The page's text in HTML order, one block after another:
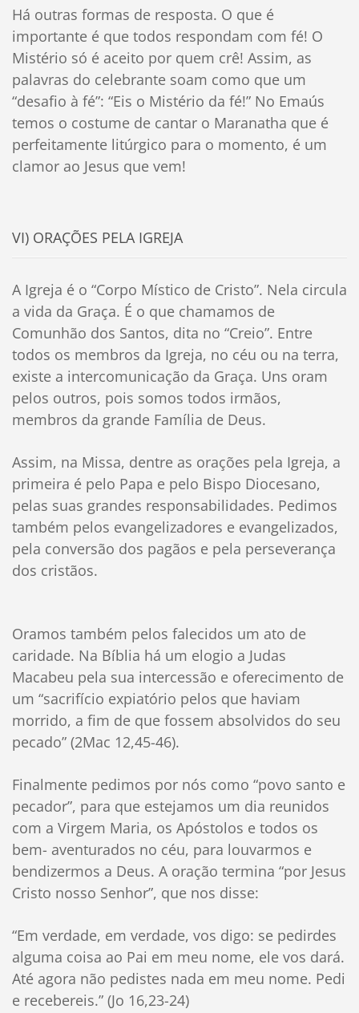
Há outras formas de resposta. O que é
importante é que todos respondam com fé! O
Mistério só é aceito por quem crê! Assim, as
palavras do celebrante soam como que um
“desafio à fé”: “Eis o Mistério da fé!” No Emaús
temos o costume de cantar o Maranatha que é
perfeitamente litúrgico para o momento, é um
clamor ao Jesus que vem!
VI) ORAÇÕES PELA IGREJA
A Igreja é o “Corpo Místico de Cristo”. Nela circula
a vida da Graça. É o que chamamos de
Comunhão dos Santos, dita no “Creio”. Entre
todos os membros da Igreja, no céu ou na terra,
existe a intercomunicação da Graça. Uns oram
pelos outros, pois somos todos irmãos,
membros da grande Família de Deus.
Assim, na Missa, dentre as orações pela Igreja, a
primeira é pelo Papa e pelo Bispo Diocesano,
pelas suas grandes responsabilidades. Pedimos
também pelos evangelizadores e evangelizados,
pela conversão dos pagãos e pela perseverança
dos cristãos.
Oramos também pelos falecidos um ato de
caridade. Na Bíblia há um elogio a Judas
Macabeu pela sua intercessão e oferecimento de
um “sacrifício expiatório pelos que haviam
morrido, a fim de que fossem absolvidos do seu
pecado” (2Mac 12,45-46).
Finalmente pedimos por nós como “povo santo e
pecador”, para que estejamos um dia reunidos
com a Virgem Maria, os Apóstolos e todos os
bem- aventurados no céu, para louvarmos e
bendizermos a Deus. A oração termina “por Jesus
Cristo nosso Senhor”, que nos disse:
“Em verdade, em verdade, vos digo: se pedirdes
alguma coisa ao Pai em meu nome, ele vos dará.
Até agora não pedistes nada em meu nome. Pedi
e recebereis.” (Jo 16,23-24)